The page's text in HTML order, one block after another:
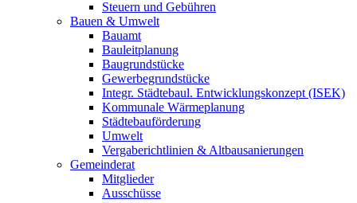
Steuern und Gebühren
Bauen & Umwelt
Bauamt
Bauleitplanung
Baugrundstücke
Gewerbegrundstücke
Integr. Städtebaul. Entwicklungskonzept (ISEK)
Kommunale Wärmeplanung
Städtebauförderung
Umwelt
Vergaberichtlinien & Altbausanierungen
Gemeinderat
Mitglieder
Ausschüsse